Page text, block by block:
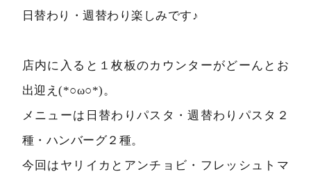
日替わり・週替わり楽しみです♪
店内に入ると１枚板のカウンターがどーんとお
出迎え(*○ω○*)。
メニューは日替わりパスタ・週替わりパスタ２
種・ハンバーグ２種。
今回はヤリイカとアンチョビ・フレッシュトマ